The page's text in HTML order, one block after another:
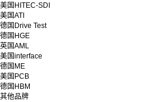
美国HITEC-SDI
美国ATI
德国Drive Test
德国HGE
英国AML
美国interface
德国ME
美国PCB
德国HBM
其他品牌